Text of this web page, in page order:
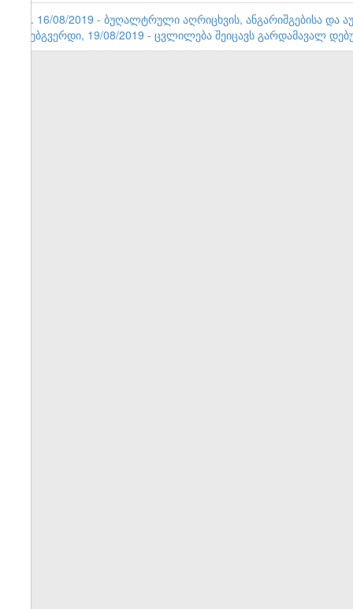
1. 16/08/2019 - ბუღალტრული აღრიცხვის, ანგარიშგებისა და
ვებგვერდი, 19/08/2019 - ცვლილება შეიცავს გარდამავალ